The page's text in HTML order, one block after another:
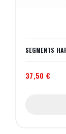
SEGMENTS
37,50 €